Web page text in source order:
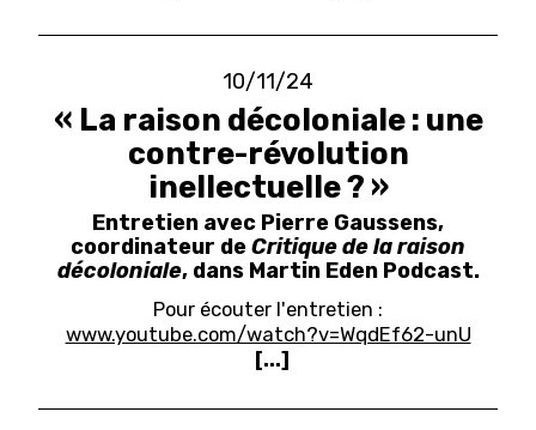
10/11/24
« La raison décoloniale : une
contre-révolution
inellectuelle ? »
Entretien avec Pierre Gaussens,
coordinateur deCritique de la raison
décoloniale, dans Martin Eden Podcast.
Pour écouter l'entretien :
www.youtube.com/watch?v=WqdEf62-unU
[...]